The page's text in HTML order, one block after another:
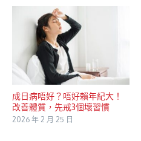
成日病唔好？唔好賴年紀大！
改善體質，先戒3個壞習慣
2026 年 2 月 25 日